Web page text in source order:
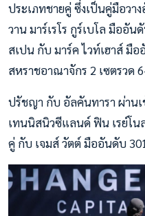
ประเภทชายคู่ ซึ่งเป็นคู่มือวา
วาน มาร์เรโร กูร์เบโล มืออั
สเปน กับ มาร์ค ไวท์เฮาส์ มื
สหราชอาณาจักร 2 เซตรวด
ปรัชญา กับ อัลคันทารา ผ่าน
เทนนิสนิวซีแลนด์ ฟิน เรย์โน
คู่ กับ เจมส์ วัตต์ มืออันดับ